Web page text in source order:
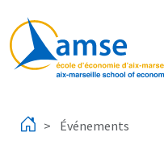
Événements